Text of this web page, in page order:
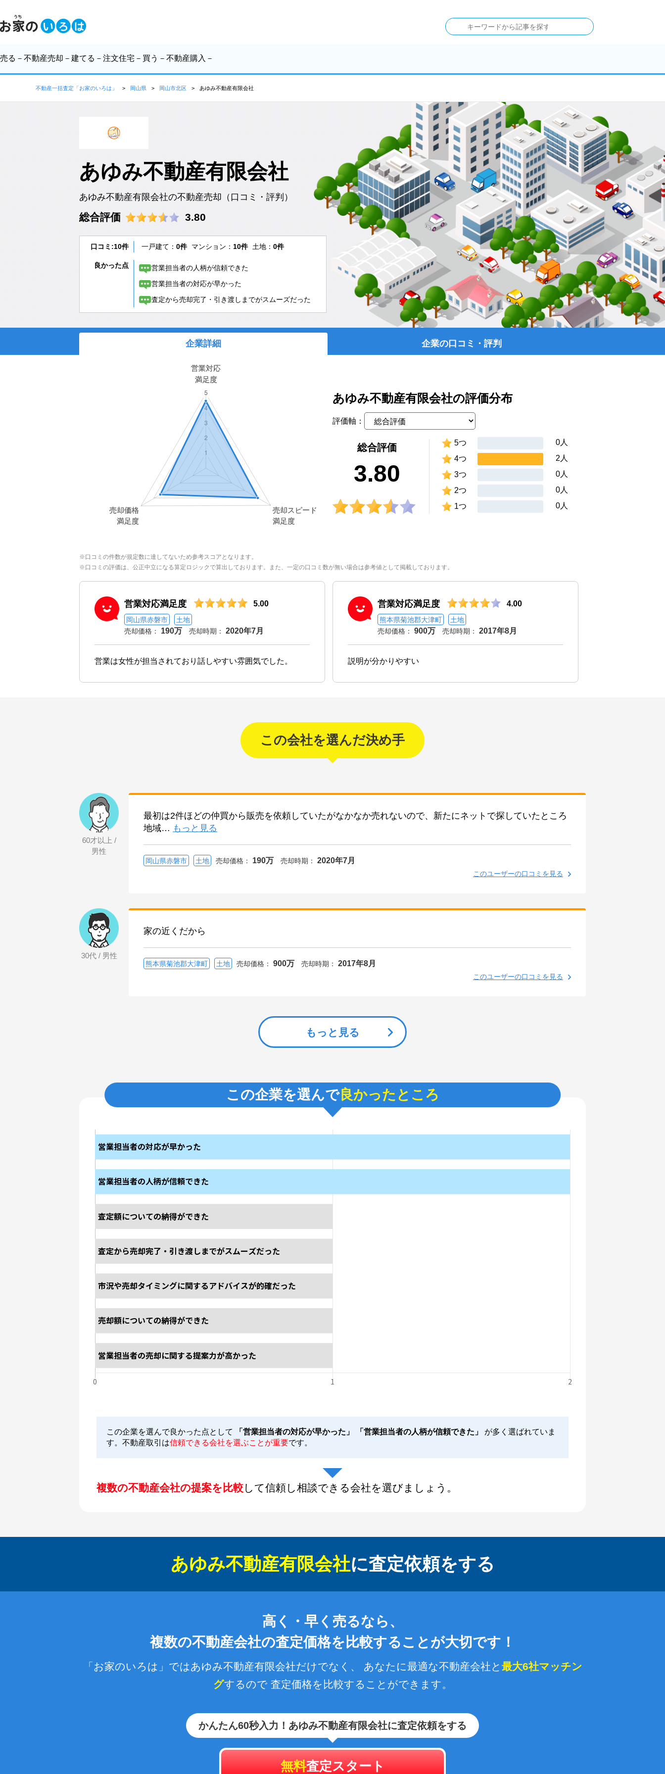
売る －不動産売却－ 建てる －注文住宅－ 買う －不動産購入－
不動産一括査定「お家のいろは」 岡山県 岡山市北区 あゆみ不動産有限会社
あゆみ不動産有限会社
あゆみ不動産有限会社の不動産売却（口コミ・評判）
総合評価 3.80
口コミ:10件 一戸建て： 0件 マンション： 10件 土地： 0件
良かった点
営業担当者の人柄が信頼できた
営業担当者の対応が早かった
査定から売却完了・引き渡しまでがスムーズだった
企業詳細 企業の口コミ・評判
あゆみ不動産有限会社の評価分布
評価軸：
総合評価
3.80
5つ
0人
4つ
2人
3つ
0人
2つ
0人
1つ
0人
※口コミの件数が規定数に達してないため参考スコアとなります。
※口コミの評価は、公正中立になる算定ロジックで算出しております。また、一定の口コミ数が無い場合は参考値として掲載しております。
営業対応満足度 5.00
岡山県赤磐市
土地
売却価格：
190万 売却時期： 2020年7月
営業は女性が担当されており話しやすい雰囲気でした。
営業対応満足度 4.00
熊本県菊池郡大津町
土地
売却価格：
900万 売却時期： 2017年8月
説明が分かりやすい
この会社を選んだ決め手
60才以上 /
男性
最初は2件ほどの仲買から販売を依頼していたがなかなか売れないので、新たにネットで探していたところ
地域… もっと見る
岡山県赤磐市 土地 売却価格： 190万 売却時期： 2020年7月
このユーザーの口コミを見る
30代 / 男性
家の近くだから
熊本県菊池郡大津町 土地 売却価格： 900万 売却時期： 2017年8月
このユーザーの口コミを見る
もっと見る
この企業を選んで良かったところ
この企業を選んで良かった点として 「営業担当者の対応が早かった」 「営業担当者の人柄が信頼できた」 が多く選ばれていま
す。不動産取引は信頼できる会社を選ぶことが重要です。
複数の不動産会社の提案を比較して信頼し相談できる会社を選びましょう。
あゆみ不動産有限会社に査定依頼をする
高く・早く売るなら、
複数の不動産会社の査定価格を比較することが大切です！
「お家のいろは」ではあゆみ不動産有限会社だけでなく、 あなたに最適な不動産会社と 最大6社マッチン
グするので査定価格を比較することができます。
かんたん60秒入力！あゆみ不動産有限会社に査定依頼をする
無料査定スタート